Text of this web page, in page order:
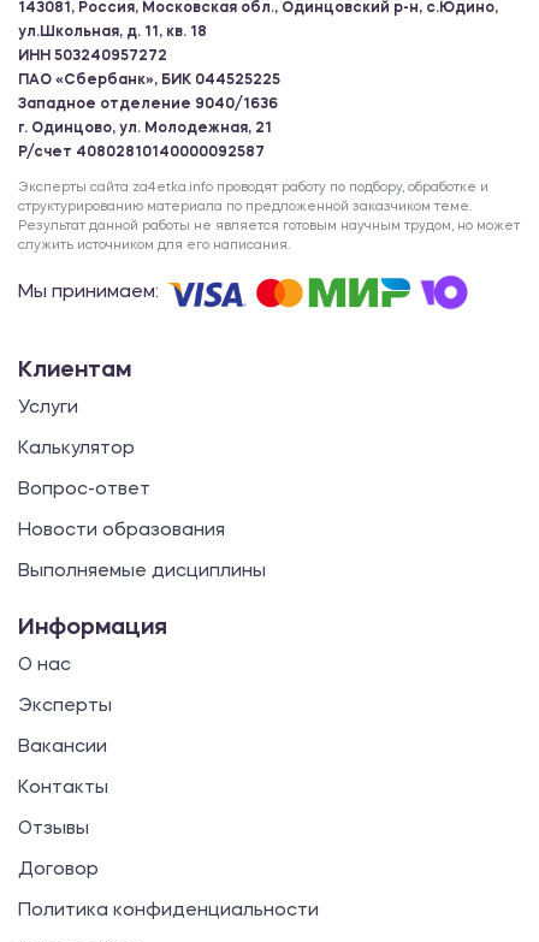
143081, Россия, Московская обл., Одинцовский р-н, с.Юдино,
ул.Школьная, д. 11, кв. 18
ИНН 503240957272
ПАО «Сбербанк», БИК 044525225
Западное отделение 9040/1636
г. Одинцово, ул. Молодежная, 21
Р/счет 40802810140000092587
Эксперты сайта za4etka.info проводят работу по подбору, обработке и
структурированию материала по предложенной заказчиком теме.
Результат данной работы не является готовым научным трудом, но может
служить источником для его написания.
Мы принимаем:
Клиентам
Услуги
Калькулятор
Вопрос-ответ
Новости образования
Выполняемые дисциплины
Информация
О нас
Эксперты
Вакансии
Контакты
Отзывы
Договор
Политика конфиденциальности